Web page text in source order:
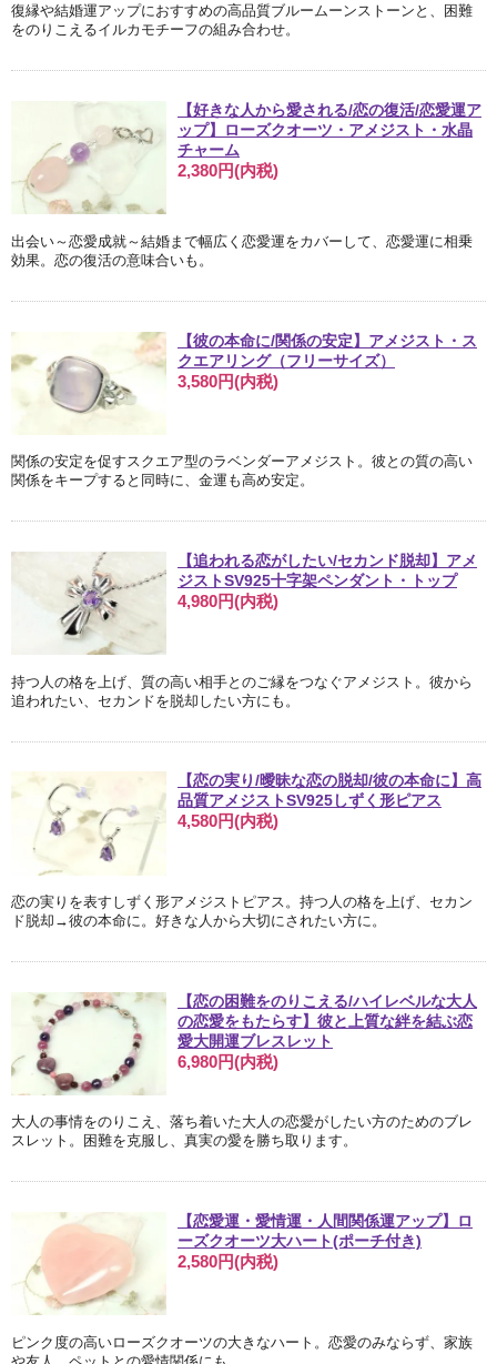
復縁や結婚運アップにおすすめの高品質ブルームーンストーンと、困難
をのりこえるイルカモチーフの組み合わせ。
【好きな人から愛される/恋の復活/恋愛運ア
ップ】ローズクオーツ・アメジスト・水晶
チャーム
2,380円(内税)
出会い～恋愛成就～結婚まで幅広く恋愛運をカバーして、恋愛運に相乗
効果。恋の復活の意味合いも。
【彼の本命に/関係の安定】アメジスト・ス
クエアリング（フリーサイズ）
3,580円(内税)
関係の安定を促すスクエア型のラベンダーアメジスト。彼との質の高い
関係をキープすると同時に、金運も高め安定。
【追われる恋がしたい/セカンド脱却】アメ
ジストSV925十字架ペンダント・トップ
4,980円(内税)
持つ人の格を上げ、質の高い相手とのご縁をつなぐアメジスト。彼から
追われたい、セカンドを脱却したい方にも。
【恋の実り/曖昧な恋の脱却/彼の本命に】高
品質アメジストSV925しずく形ピアス
4,580円(内税)
恋の実りを表すしずく形アメジストピアス。持つ人の格を上げ、セカン
ド脱却→彼の本命に。好きな人から大切にされたい方に。
【恋の困難をのりこえる/ハイレベルな大人
の恋愛をもたらす】彼と上質な絆を結ぶ恋
愛大開運ブレスレット
6,980円(内税)
大人の事情をのりこえ、落ち着いた大人の恋愛がしたい方のためのブレ
スレット。困難を克服し、真実の愛を勝ち取ります。
【恋愛運・愛情運・人間関係運アップ】ロ
ーズクオーツ大ハート(ポーチ付き)
2,580円(内税)
ピンク度の高いローズクオーツの大きなハート。恋愛のみならず、家族